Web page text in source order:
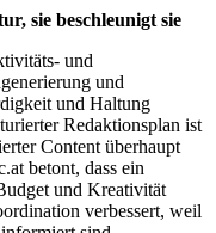
sie beschleunigt sie
und
und
und Haltung
Redaktionsplan ist
Content überhaupt
betont, dass ein
und Kreativität
verbessert, weil